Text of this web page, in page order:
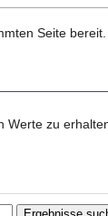
Seite
Werte zu